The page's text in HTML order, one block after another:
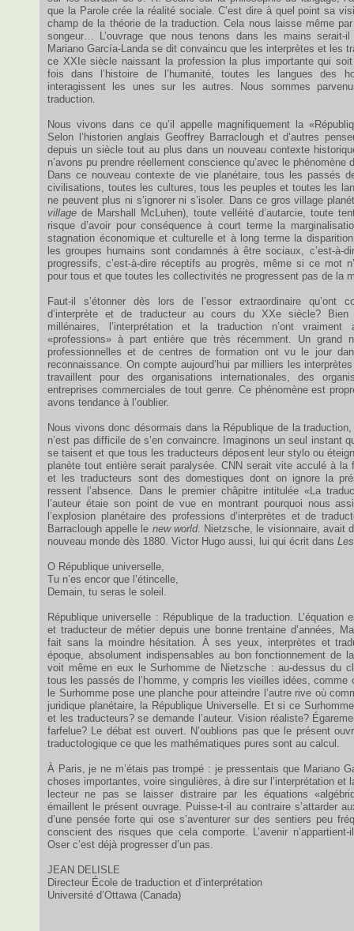
que la Parole crée la réalité sociale. C’est dire à quel point sa
champ de la théorie de la traduction. Cela nous laisse même
songeur… L’ouvrage que nous tenons dans les mains serait-il
Mariano García-Landa se dit convaincu que les interprètes et les
ce XXIe siècle naissant la profession la plus importante qui
fois dans l’histoire de l’humanité, toutes les langues des
interagissent les unes sur les autres. Nous sommes
traduction.
Nous vivons dans ce qu’il appelle magnifiquement la
Selon l’historien anglais Geoffrey Barraclough et d’autres
depuis un siècle tout au plus dans un nouveau contexte
n’avons pu prendre réellement conscience qu’avec le phénomène
Dans ce nouveau contexte de vie planétaire, tous les passés
civilisations, toutes les cultures, tous les peuples et toutes les
ne peuvent plus ni s’ignorer ni s’isoler. Dans ce gros village
village de Marshall McLuhen), toute velléité d’autarcie, toute
risque d’avoir pour conséquence à court terme la
stagnation économique et culturelle et à long terme la
les groupes humains sont condamnés à être sociaux, c’est-à-
progressifs, c’est-à-dire réceptifs au progrès, même si ce mot
pour tous et que toutes les collectivités ne progressent pas de la
Faut-il s’étonner dès lors de l’essor extraordinaire qu’ont
d’interprète et de traducteur au cours du XXe siècle? Bien
millénaires, l’interprétation et la traduction n’ont
«professions» à part entière que très récemment. Un grand
professionnelles et de centres de formation ont vu le jour
reconnaissance. On compte aujourd’hui par milliers les
travaillent pour des organisations internationales, des
entreprises commerciales de tout genre. Ce phénomène est
avons tendance à l’oublier.
Nous vivons donc désormais dans la République de la
n’est pas difficile de s’en convaincre. Imaginons un seul instant
se taisent et que tous les traducteurs déposent leur stylo ou
planète tout entière serait paralysée. CNN serait vite acculé à la
et les traducteurs sont des domestiques dont on ignore la
ressent l’absence. Dans le premier châpitre intitulée «La
l’auteur étaie son point de vue en montrant pourquoi nous
l’explosion planétaire des professions d’interprètes et de
Barraclough appelle le new world. Nietzsche, le visionnaire, avait
nouveau monde dès 1880. Victor Hugo aussi, lui qui écrit dans
O République universelle,
Tu n’es encor que l’étincelle,
Demain, tu seras le soleil.
République universelle : République de la traduction. L’équation
et traducteur de métier depuis une bonne trentaine d’années,
fait sans la moindre hésitation. À ses yeux, interprètes et
époque, absolument indispensables au bon fonctionnement de
voit même en eux le Surhomme de Nietzsche : au-dessus du
tous les passés de l’homme, y compris les vieilles idées, comme
le Surhomme pose une planche pour atteindre l’autre rive où
juridique planétaire, la République Universelle. Et si ce
et les traducteurs? se demande l’auteur. Vision réaliste?
farfelue? Le débat est ouvert. N’oublions pas que le présent
traductologique ce que les mathématiques pures sont au calcul.
À Paris, je ne m’étais pas trompé : je pressentais que Mariano
choses importantes, voire singulières, à dire sur l’interprétation et
lecteur ne pas se laisser distraire par les équations
émaillent le présent ouvrage. Puisse-t-il au contraire s’attarder
d’une pensée forte qui ose s’aventurer sur des sentiers peu
conscient des risques que cela comporte. L’avenir
Oser c’est déjà progresser d’un pas.
JEAN DELISLE
Directeur École de traduction et d’interprétation
Université d’Ottawa (Canada)